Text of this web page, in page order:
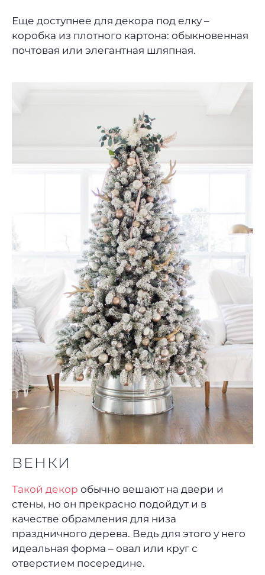
Еще доступнее для декора под елку –
коробка из плотного картона: обыкновенная
почтовая или элегантная шляпная.
ВЕНКИ
Такой декор обычно вешают на двери и
стены, но он прекрасно подойдут и в
качестве обрамления для низа
праздничного дерева. Ведь для этого у него
идеальная форма – овал или круг с
отверстием посередине.